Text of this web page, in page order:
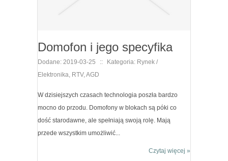
Domofon i jego specyfika
Dodane: 2019-03-25 ::
Kategoria: Rynek /
Elektronika, RTV, AGD
W dzisiejszych czasach technologia poszła bardzo
mocno do przodu. Domofony w blokach są póki co
dość starodawne, ale spełniają swoją rolę. Mają
przede wszystkim umożliwić...
Czytaj więcej »